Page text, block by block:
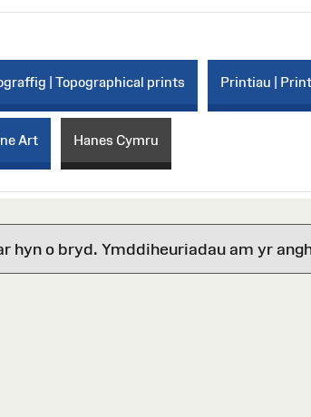
| Topographical prints Printiau |
Art Hanes Cymru
hyn o bryd. Ymddiheuriadau am yr